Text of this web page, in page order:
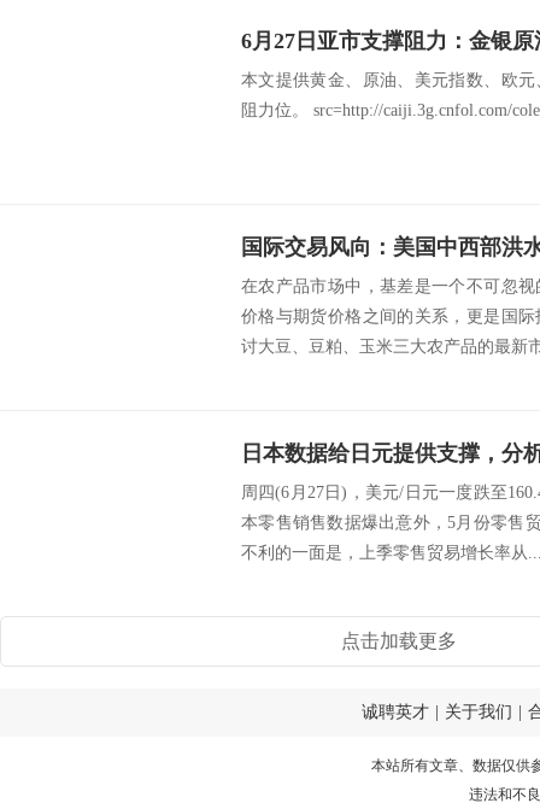
本文提供黄金、原油、美元指数、欧
阻力位。 src=http://caiji.3g.cnfol.com/
在农产品市场中，基差是一个不可忽
价格与期货价格之间的关系，更是国
讨大豆、豆粕、玉米三大农产品的最新
周四(6月27日)，美元/日元一度跌至
本零售销售数据爆出意外，5月份零售
不利的一面是，上季零售贸易增长率从
点击加载更多
诚聘英才 关于我们
本站所有文章、数据仅供
违法和不